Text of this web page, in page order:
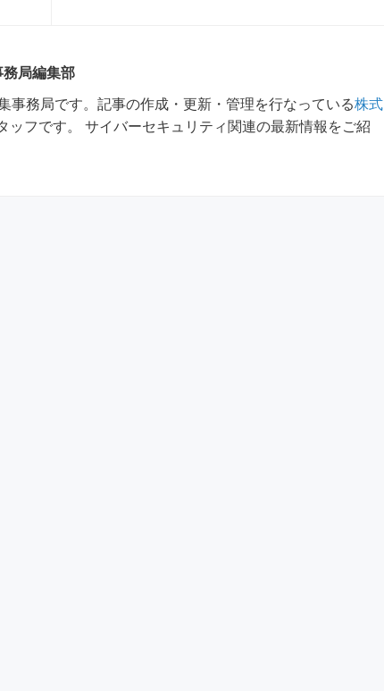
局編集部
事務局です。記事の作成・更新・管理を行なっている株式
ッフです。 サイバーセキュリティ関連の最新情報をご紹